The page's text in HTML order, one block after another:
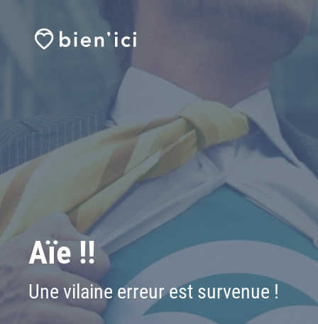
Aïe !!
Une vilaine erreur est survenue !